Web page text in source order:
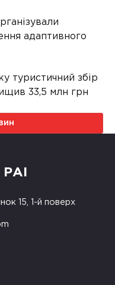
адаптивного
туристичний збір
33,5 млн грн
15, 1-й поверх